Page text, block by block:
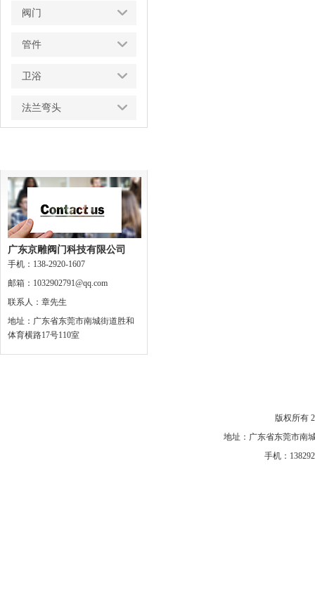
阀门
管件
卫浴
法兰弯头
广东京雕阀门科技有限公司
手机：138-2920-1607
邮箱：1032902791@qq.com
联系人：章先生
地址：广东省东莞市南城街道胜和
体育横路17号110室
版权所有
地址：广东省东莞市南
手机：